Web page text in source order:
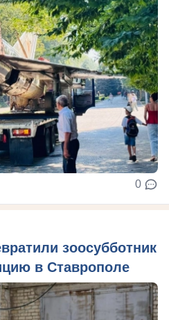
0
зоосубботник
в Ставрополе